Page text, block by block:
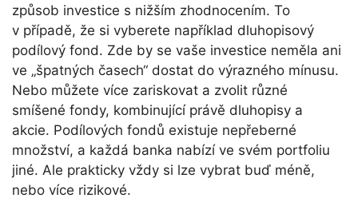
způsob investice s nižším zhodnocením. To
v případě, že si vyberete například dluhopisový
podílový fond. Zde by se vaše investice neměla ani
ve „špatných časech“ dostat do výrazného mínusu.
Nebo můžete více zariskovat a zvolit různé
smíšené fondy, kombinující právě dluhopisy a
akcie. Podílových fondů existuje nepřeberné
množství, a každá banka nabízí ve svém portfoliu
jiné. Ale prakticky vždy si lze vybrat buď méně,
nebo více rizikové.